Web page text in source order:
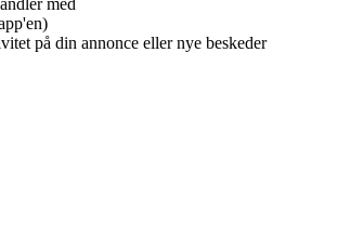
på din annonce eller nye beskeder